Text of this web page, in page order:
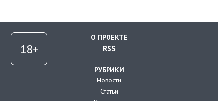
О ПРОЕКТЕ
RSS
РУБРИКИ
Новости
Статьи